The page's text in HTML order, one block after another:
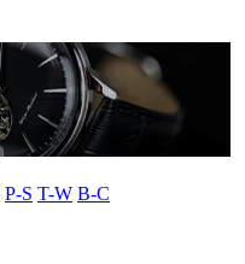
P-S T-W В-С